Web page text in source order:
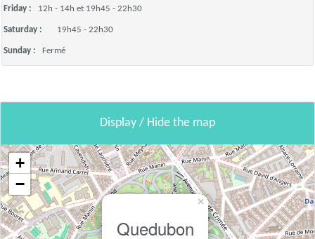
Friday : 12h - 14h et 19h45 - 22h30
Saturday : 19h45 - 22h30
Sunday : Fermé
Display / Hide the map
Quedubon
×
+
−